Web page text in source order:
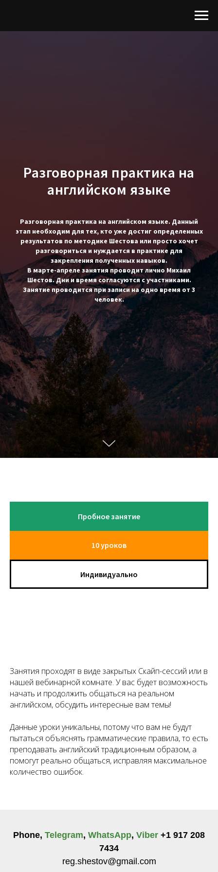
Разговорная практика на
английском языке
Разговорная практика на английском языке. Данный
этап необходим для тех, кто уже достиг определенных
результатов по методике Шестова или просто хочет
разговориться и нуждается в практике для
закрепления полученных навыков.
В марте-апреле занятия проводит лично Михаил
Шестов. Дни и время согласуются с участниками.
Занятие проводится при записи на одно время от 3
человек.
Пробное занятие
10 уроков
Индивидуально
Занятия проходят в виде закрытых Скайп-сессий или в
нашей вебинарной комнате. У вас будет возможность
начать и продолжить общаться на реальном
английском, обсудить интересные вам темы!
Данные уроки уникальны, потому что вам не будут
пытаться объяснять грамматические правила, то есть
преподавать английский традиционным образом, а
помогут реально общаться, исправляя максимальное
количество ошибок.
Phone, Telegram, WhatsApp, Viber +1 917 208
7434
reg.shestov@gmail.com